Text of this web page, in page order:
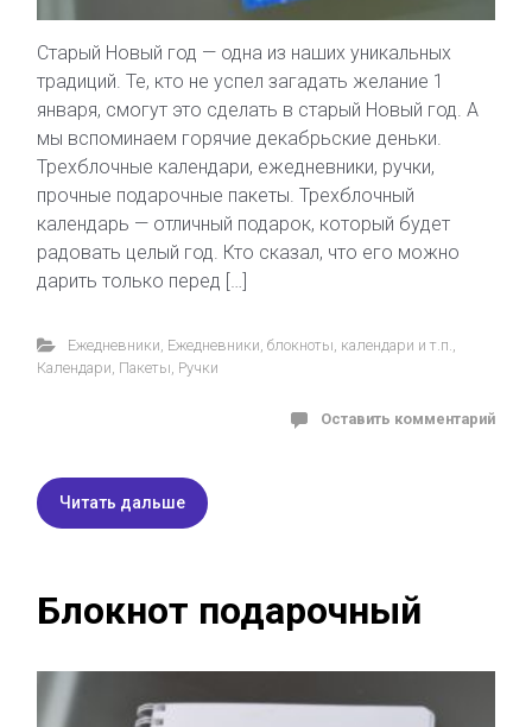
Старый Новый год — одна из наших уникальных
традиций. Те, кто не успел загадать желание 1
января, смогут это сделать в старый Новый год. А
мы вспоминаем горячие декабрьские деньки.
Трехблочные календари, ежедневники, ручки,
прочные подарочные пакеты. Трехблочный
календарь — отличный подарок, который будет
радовать целый год. Кто сказал, что его можно
дарить только перед […]
Ежедневники Ежедневники, блокноты, календари и т.п.
Календари Пакеты Ручки
Оставить комментарий
Читать дальше
Блокнот подарочный